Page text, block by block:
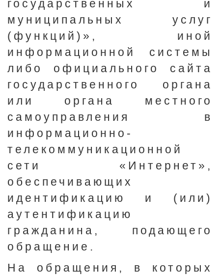
государственных и
муниципальных услуг
(функций)», иной
информационной системы
либо официального сайта
государственного органа
или органа местного
самоуправления в
информационно-
телекоммуникационной
сети «Интернет»,
обеспечивающих
идентификацию и (или)
аутентификацию
гражданина, подающего
обращение.
На обращения, в которых